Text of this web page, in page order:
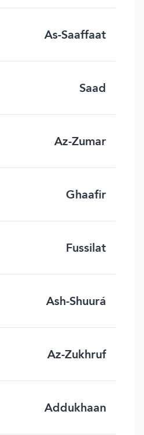
As-Saaffaat
Saad
Az-Zumar
Ghaafir
Fussilat
Ash-Shuurá
Az-Zukhruf
Addukhaan